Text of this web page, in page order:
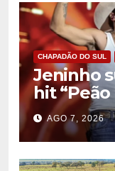
CHAPADÃO DO SUL
Jeninho
hit “Peão
principal
feira (7)
Sul
AGO 7, 2026